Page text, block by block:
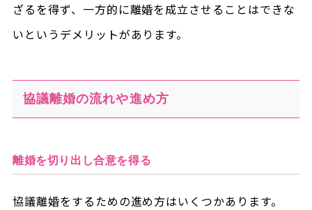
ざるを得ず、一方的に離婚を成立させることはできな
いというデメリットがあります。
協議離婚の流れや進め方
離婚を切り出し合意を得る
協議離婚をするための進め方はいくつかあります。